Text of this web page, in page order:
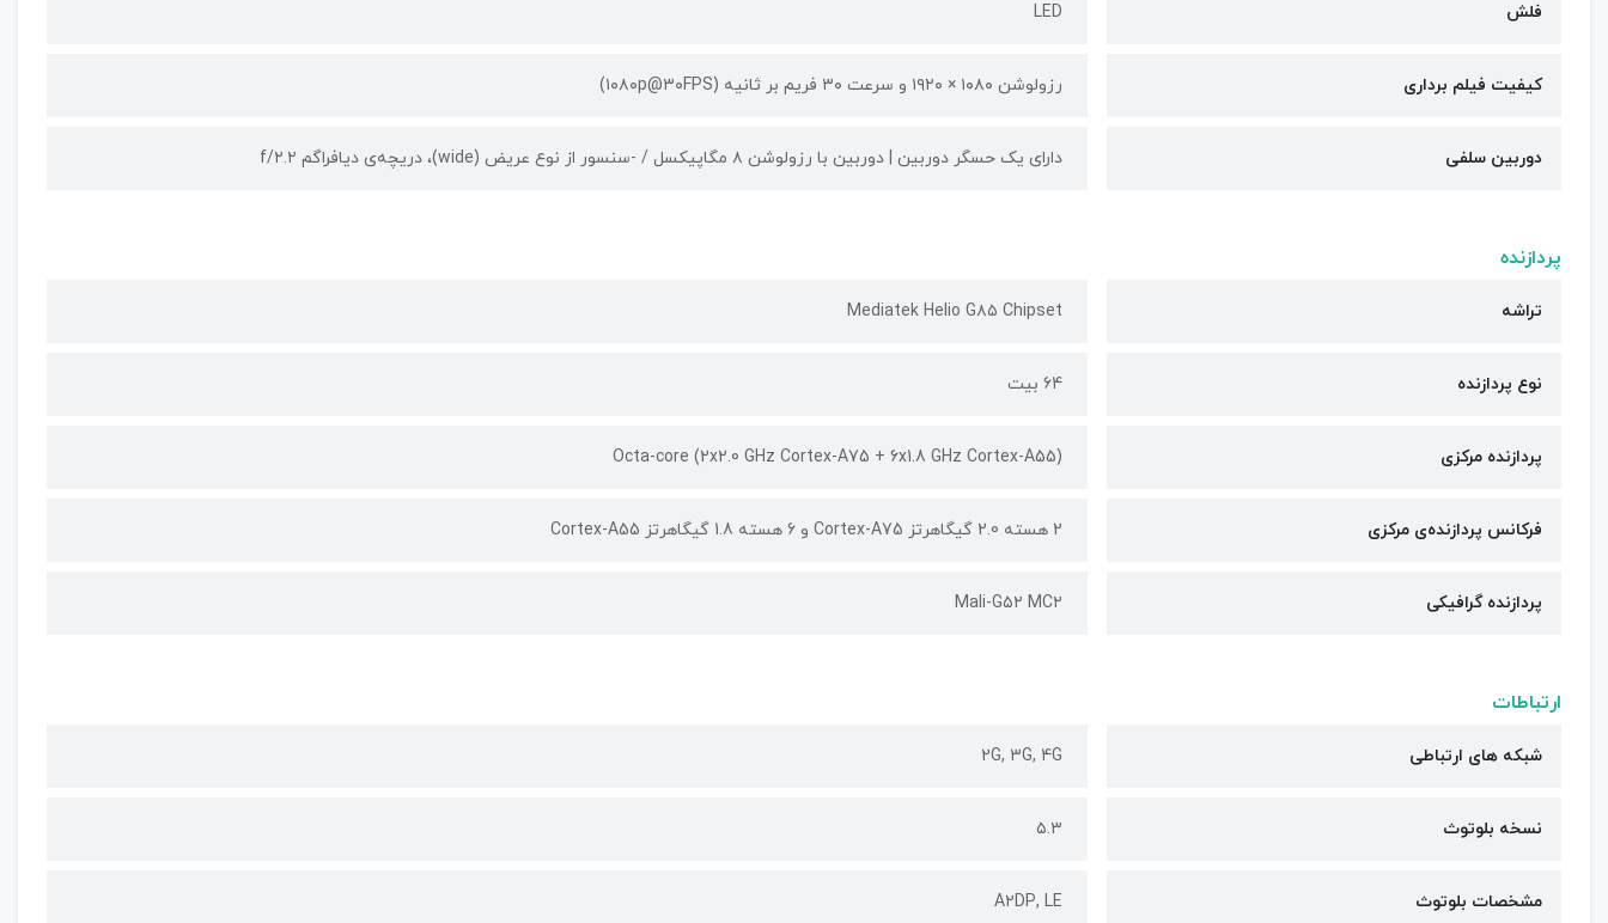
فلش LED
کیفیت فیلم برداری رزولوشن ۱۰۸۰ × ۱۹۲۰ و سرعت ۳۰ فریم بر ثانیه (۱۰۸۰p@۳۰FPS)
دوربین سلفی دارای یک حسگر دوربین | دوربین‌ با رزولوشن ۸ مگاپیکسل / -سنسور از نوع عریض (wide)، دریچه‌ی دیافراگم f/۲.۲
پردازنده
تراشه Mediatek Helio G۸۵ Chipset
نوع پردازنده 64 بیت
پردازنده مرکزی Octa-core (2x2.0 GHz Cortex-A75 + 6x1.8 GHz Cortex-A55)
فرکانس پردازنده‌ی مرکزی 2 هسته 2.0 گیگاهرتز Cortex-A75 و 6 هسته 1.8 گیگاهرتز Cortex-A55
پردازنده گرافیکی Mali-G۵۲ MC۲
ارتباطات
شبکه های ارتباطی 2G, 3G, 4G
نسخه بلوتوث ۵.۳
مشخصات بلوتوث A۲DP, LE